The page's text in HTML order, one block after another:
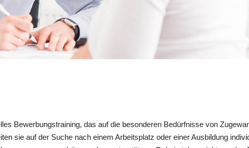
Bewerbungstraining, das auf die besonderen Bedürfnisse von
sie auf der Suche nach einem Arbeitsplatz oder einer Ausbildung